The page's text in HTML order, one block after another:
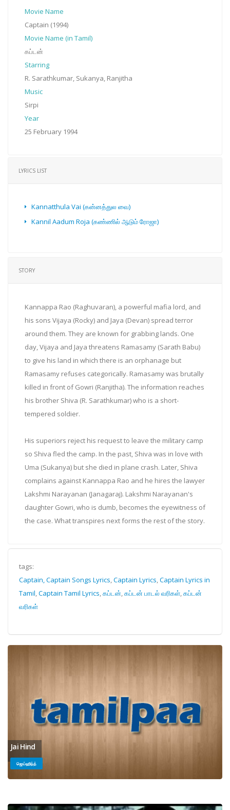
Movie Name
Captain (1994)
Movie Name (in Tamil)
கப்டன்
Starring
R. Sarathkumar, Sukanya, Ranjitha
Music
Sirpi
Year
25 February 1994
LYRICS LIST
Kannatthula Vai (கன்னத்துல வை)
Kannil Aadum Roja (கண்ணில் ஆடும் ரோஜா)
STORY
Kannappa Rao (Raghuvaran), a powerful mafia lord, and
his sons Vijaya (Rocky) and Jaya (Devan) spread terror
around them. They are known for grabbing lands. One
day, Vijaya and Jaya threatens Ramasamy (Sarath Babu)
to give his land in which there is an orphanage but
Ramasamy refuses categorically. Ramasamy was brutally
killed in front of Gowri (Ranjitha). The information reaches
his brother Shiva (R. Sarathkumar) who is a short-
tempered soldier.
His superiors reject his request to leave the military camp
so Shiva fled the camp. In the past, Shiva was in love with
Uma (Sukanya) but she died in plane crash. Later, Shiva
complains against Kannappa Rao and he hires the lawyer
Lakshmi Narayanan (Janagaraj). Lakshmi Narayanan's
daughter Gowri, who is dumb, becomes the eyewitness of
the case. What transpires next forms the rest of the story.
tags:
Captain, Captain Songs Lyrics,Captain Lyrics,Captain Lyrics in
Tamil,Captain Tamil Lyrics,கப்டன்,கப்டன் பாடல் வரிகள்,கப்டன்
வரிகள்
Jai Hind
ஜெய்ஹிந்த்